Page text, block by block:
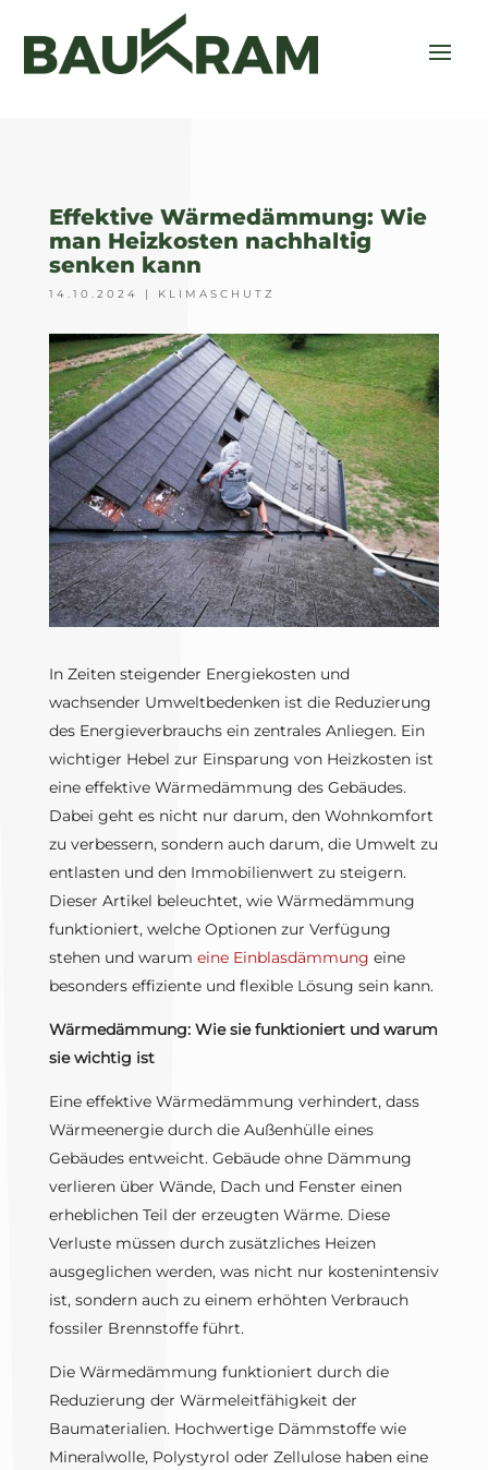
Effektive Wärmedämmung: Wie
man Heizkosten nachhaltig
senken kann
14.10.2024 | KLIMASCHUTZ
In Zeiten steigender Energiekosten und
wachsender Umweltbedenken ist die Reduzierung
des Energieverbrauchs ein zentrales Anliegen. Ein
wichtiger Hebel zur Einsparung von Heizkosten ist
eine effektive Wärmedämmung des Gebäudes.
Dabei geht es nicht nur darum, den Wohnkomfort
zu verbessern, sondern auch darum, die Umwelt zu
entlasten und den Immobilienwert zu steigern.
Dieser Artikel beleuchtet, wie Wärmedämmung
funktioniert, welche Optionen zur Verfügung
stehen und warum eine Einblasdämmung eine
besonders effiziente und flexible Lösung sein kann.
Wärmedämmung: Wie sie funktioniert und warum
sie wichtig ist
Eine effektive Wärmedämmung verhindert, dass
Wärmeenergie durch die Außenhülle eines
Gebäudes entweicht. Gebäude ohne Dämmung
verlieren über Wände, Dach und Fenster einen
erheblichen Teil der erzeugten Wärme. Diese
Verluste müssen durch zusätzliches Heizen
ausgeglichen werden, was nicht nur kostenintensiv
ist, sondern auch zu einem erhöhten Verbrauch
fossiler Brennstoffe führt.
Die Wärmedämmung funktioniert durch die
Reduzierung der Wärmeleitfähigkeit der
Baumaterialien. Hochwertige Dämmstoffe wie
Mineralwolle, Polystyrol oder Zellulose haben eine